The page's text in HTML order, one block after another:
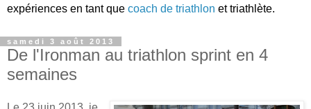
expériences en tant que coach de triathlon et triathlète.
samedi 3 août 2013
De l'Ironman au triathlon sprint en 4
semaines